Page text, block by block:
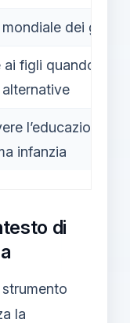
dei
ai figli quando
l’educazione
infanzia
di
la